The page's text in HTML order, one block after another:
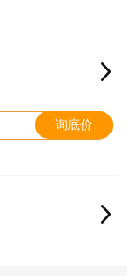
询底价